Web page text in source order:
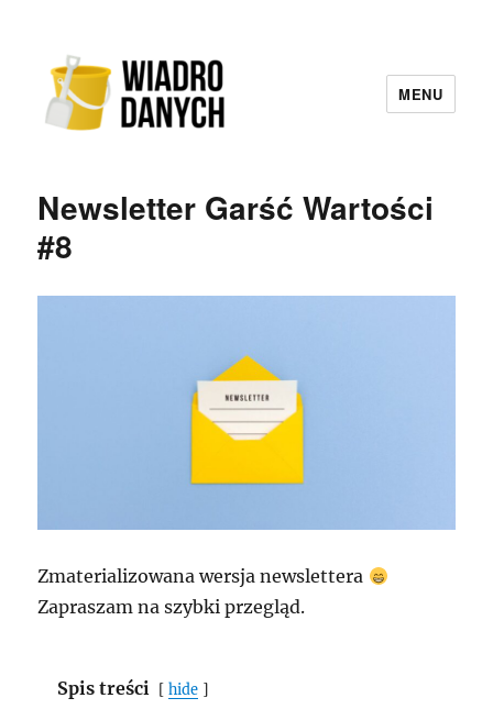
MENU
Newsletter Garść Wartości
#8
Zmaterializowana wersja newslettera
Zapraszam na szybki przegląd.
Spis treści hide